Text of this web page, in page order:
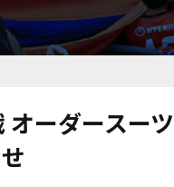
ーダースー